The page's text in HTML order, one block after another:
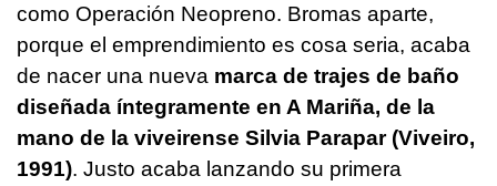
como Operación Neopreno. Bromas aparte,
porque el emprendimiento es cosa seria, acaba
de nacer una nueva marca de trajes de baño
diseñada íntegramente en A Mariña, de la
mano de la viveirense Silvia Parapar (Viveiro,
1991). Justo acaba lanzando su primera